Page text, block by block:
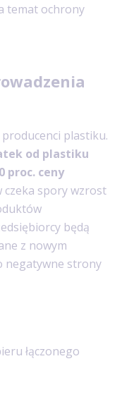
temat ochrony
plastiku.
od plastiku
proc. ceny
czeka spory wzrost
będą
z nowym
negatywne strony
łączonego